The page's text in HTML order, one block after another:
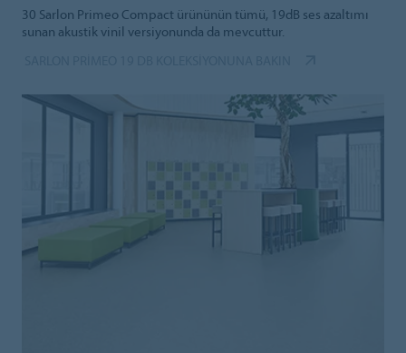
30 Sarlon Primeo Compact ürününün tümü, 19dB ses azaltımı
sunan akustik vinil versiyonunda da mevcuttur.